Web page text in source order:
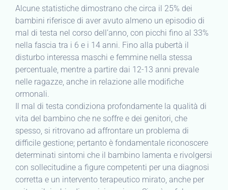
Alcune statistiche dimostrano che circa il 25% dei
bambini riferisce di aver avuto almeno un episodio di
mal di testa nel corso dell’anno, con picchi fino al 33%
nella fascia tra i 6 e i 14 anni. Fino alla pubertà il
disturbo interessa maschi e femmine nella stessa
percentuale, mentre a partire dai 12-13 anni prevale
nelle ragazze, anche in relazione alle modifiche
ormonali.
Il mal di testa condiziona profondamente la qualità di
vita del bambino che ne soffre e dei genitori, che
spesso, si ritrovano ad affrontare un problema di
difficile gestione; pertanto è fondamentale riconoscere
determinati sintomi che il bambino lamenta e rivolgersi
con sollecitudine a figure competenti per una diagnosi
corretta e un intervento terapeutico mirato, anche per